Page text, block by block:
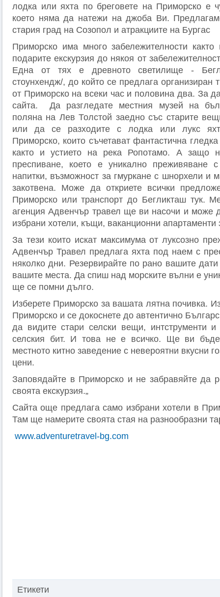
лодка или яхта по бреговете на Приморско е
което няма да натежи на джоба Ви.
стария град на Созопол и атракциите на Бургас
Приморско има много забележителности
подарите екскурзия до някоя от
Една от тях е древното светилище -
стоунхендж/, до който се предлага организиран
от Приморско на всеки час и половина два. За
сайта. Да разгледате местния музей на
поляна на Лев Толстой заедно със старите
или да се разходите с лодка или лукс
Приморско, които съчетават фантастична
както и устието на река Ропотамо. А защо
преспиване, което е уникално преживяване
напитки, възможност за гмуркане с шнорхели и
закотвена. Може да откриете всички
Приморско или транспорт до Бегликташ тук.
агенция Адвенчър травел ще ви насочи и може
избрани хотели, къщи, ваканционни апартаменти
За тези които искат максимума от луксозно
Адвенчър Травел предлага яхта под наем с
няколко дни. Резервирайте по рано вашите дати
вашите места. Да спиш над морските вълни е
ще се помни дълго.
Изберете Приморско за вашата лятна почивка.
Приморско и се докоснете до автентично
да видите стари селски вещи, интструменти
селския бит. И това не е всичко. Ще ви
местното китно заведение с невероятни вкусни
цени.
Заповядайте в Приморско и не забравяйте да
своята екскурзия.„
Сайта още предлага само избрани хотели в
Там ще намерите своята стая на разнообразни
www.adventuretravel-bg.com
Етикети